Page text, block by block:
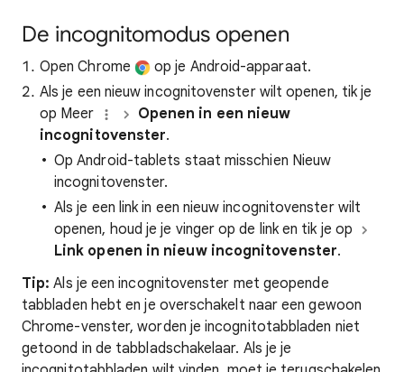
De incognitomodus openen
Open Chrome
op je Android-apparaat.
Als je een nieuw incognitovenster wilt openen, tik je
op Meer
Openen in een nieuw
incognitovenster.
Op Android-tablets staat misschien Nieuw
incognitovenster.
Als je een link in een nieuw incognitovenster wilt
openen, houd je je vinger op de link en tik je op
Link openen in nieuw incognitovenster.
Tip: Als je een incognitovenster met geopende
tabbladen hebt en je overschakelt naar een gewoon
Chrome-venster, worden je incognitotabbladen niet
getoond in de tabbladschakelaar. Als je je